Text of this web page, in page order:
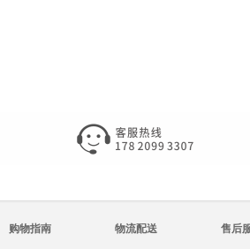
购物指南 物流配送 售后